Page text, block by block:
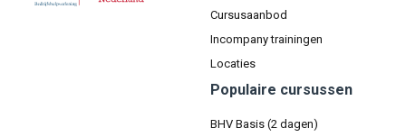
Cursusaanbod
Incompany trainingen
Locaties
Populaire cursussen
BHV Basis (2 dagen)